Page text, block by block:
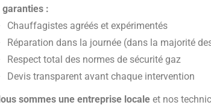
garanties :
Chauffagistes agréés et expérimentés
Réparation dans la journée (dans la majorité
Respect total des normes de sécurité gaz
Devis transparent avant chaque intervention
sommes une entreprise locale et nos